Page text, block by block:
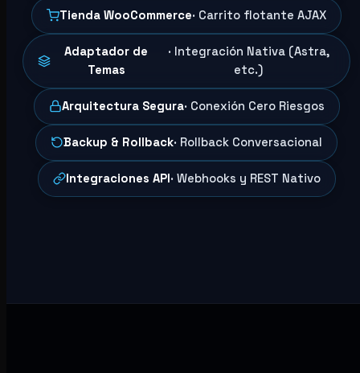
Tienda WooCommerce· Carrito flotante AJAX
Adaptador de
Temas
· Integración Nativa (Astra,
etc.)
Arquitectura Segura· Conexión Cero Riesgos
Backup & Rollback· Rollback Conversacional
Integraciones API· Webhooks y REST Nativo